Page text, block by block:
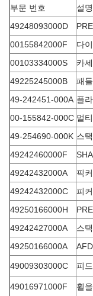
부문 번호
설명
49248093000D
00155842000F
다
00103334000S
카
49225245000B
패
49-242451-000A 플
00-155842-000C 멀
49-254690-000K 스
49242460000F
49242432000A
픽
49242432000C
피
49250166000H
49242427000A
스
49250166000A
49009303000C 피
49016971000F 휠